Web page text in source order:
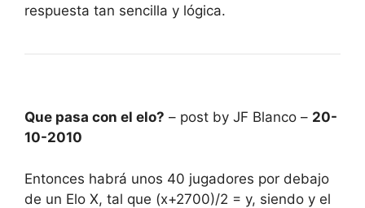
respuesta tan sencilla y lógica.
Que pasa con el elo? – post by JF Blanco – 20-
10-2010
Entonces habrá unos 40 jugadores por debajo
de un Elo X, tal que (x+2700)/2 = y, siendo y el